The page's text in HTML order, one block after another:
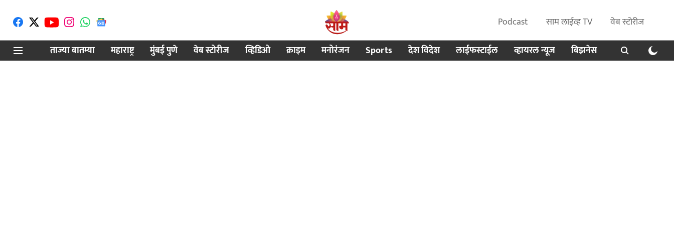
Podcast साम लाईव्ह TV
वेब स्टोरीज
ताज्या बातम्या
महाराष्ट्र मुंबई पुणे वेब स्टोरीज व्हिडिओ क्राइम मनोरंजन Sports देश विदेश लाईफस्टाईल व्हायरल न्यूज बिझनेस